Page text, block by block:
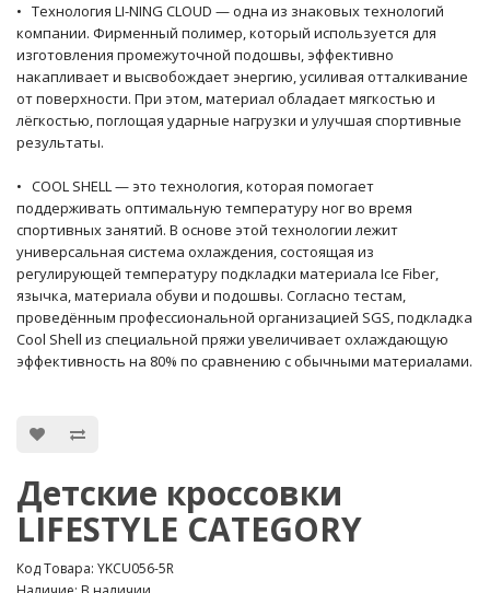
• Технология LI-NING CLOUD — одна из знаковых технологий
компании. Фирменный полимер, который используется для
изготовления промежуточной подошвы, эффективно
накапливает и высвобождает энергию, усиливая отталкивание
от поверхности. При этом, материал обладает мягкостью и
лёгкостью, поглощая ударные нагрузки и улучшая спортивные
результаты.
• COOL SHELL — это технология, которая помогает
поддерживать оптимальную температуру ног во время
спортивных занятий. В основе этой технологии лежит
универсальная система охлаждения, состоящая из
регулирующей температуру подкладки материала Ice Fiber,
язычка, материала обуви и подошвы. Согласно тестам,
проведённым профессиональной организацией SGS, подкладка
Cool Shell из специальной пряжи увеличивает охлаждающую
эффективность на 80% по сравнению с обычными материалами.
Детские кроссовки
LIFESTYLE CATEGORY
Код Товара: YKCU056-5R